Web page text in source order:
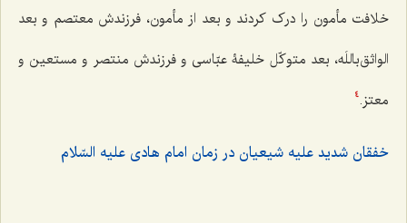
خلافت مأمون را درک کردند و بعد از مأمون، فرزندش معتصم و بعد
الواثق‌باللَه، بعد متوکّل خلیفۀ عبّاسی و فرزندش منتصر و مستعین و
معتز.4
خفقان شدید علیه شیعیان در زمان امام هادی علیه السّلام